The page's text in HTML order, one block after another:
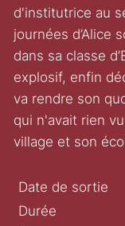
d'institutrice au
journées d’Alice
dans sa classe
explosif, enfin
va rendre son
qui n'avait rien
village et son
Date de sortie
Durée